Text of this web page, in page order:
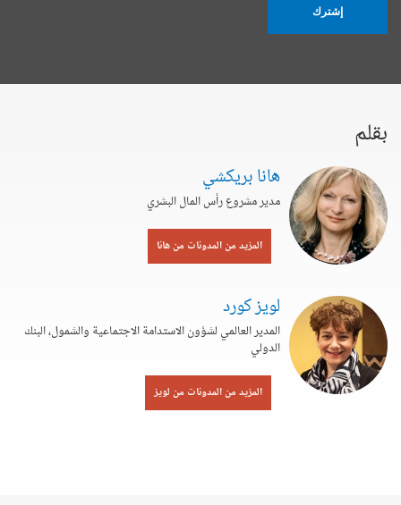
إشترك
بقلم
هانا بريكشي
مدير مشروع رأس المال البشري
المزيد من المدونات من هانا
لويز كورد
المدير العالمي لشؤون الاستدامة الاجتماعية والشمول، البنك
الدولي
المزيد من المدونات من لويز